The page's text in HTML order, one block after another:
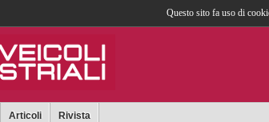
Articoli Rivista
Questo sito fa uso di